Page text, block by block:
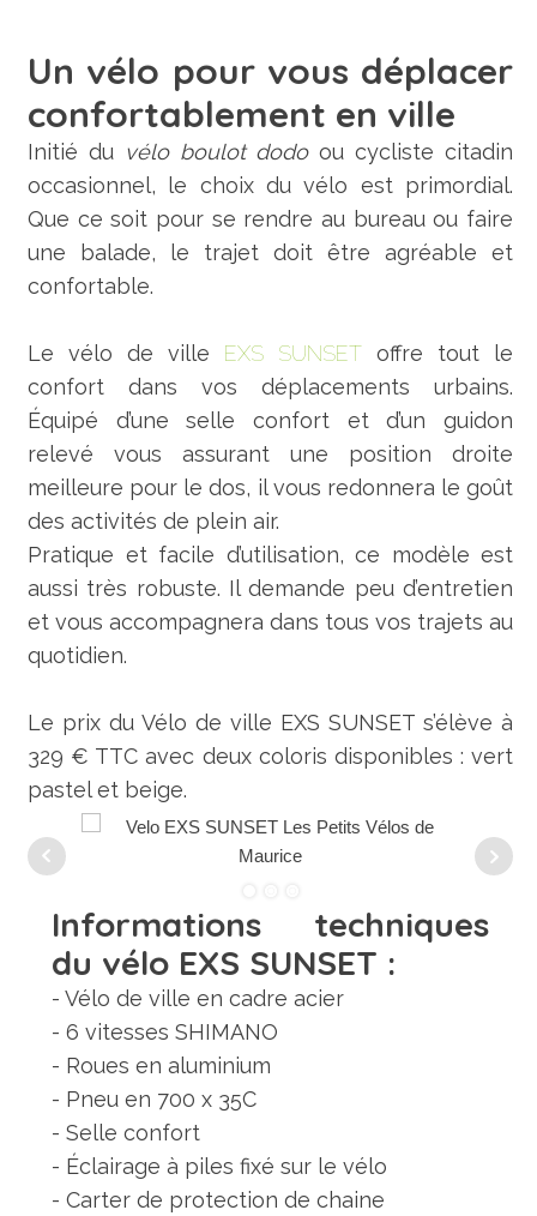
Un vélo pour vous déplacer
confortablement en ville
Initié duvélo boulot dodoou cycliste citadin
occasionnel, le choix du vélo est primordial.
Que ce soit pour se rendre au bureau ou faire
une balade, le trajet doit être agréable et
confortable.
Le vélo de ville EXS SUNSET offre tout le
confort dans vos déplacements urbains.
Équipé d’une selle confort et d’un guidon
relevé vous assurant une position droite
meilleure pour le dos, il vous redonnera le goût
des activités de plein air.
Pratique et facile d’utilisation, ce modèle est
aussi très robuste. Il demande peu d’entretien
et vous accompagnera dans tous vos trajets au
quotidien.
Le prix du Vélo de ville EXS SUNSET s’élève à
329 € TTC avec deux coloris disponibles : vert
pastel et beige.
Informations techniques
du vélo EXS SUNSET :
- Vélo de ville en cadre acier
- 6 vitesses SHIMANO
- Roues en aluminium
- Pneu en 700 x 35C
- Selle confort
- Éclairage à piles fixé sur le vélo
- Carter de protection de chaine